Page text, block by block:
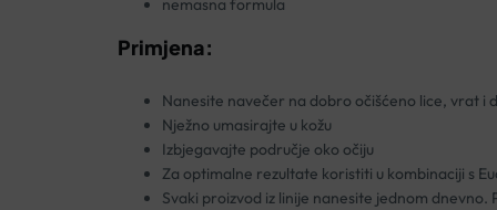
nemasna formula
Primjena:
Nanesite navečer na dobro očišćeno lice, vrat i
Nježno umasirajte u kožu
Izbjegavajte područje oko očiju
Za optimalne rezultate koristiti u kombinaciji s
Svaki proizvod iz linije nanesite jednom